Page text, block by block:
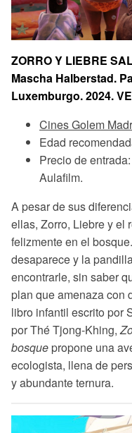
ZORRO Y LIEBRE
Mascha Halberstad.
Luxemburgo. 2024.
Cines Golem
Edad
Precio de
Aulafilm.
A pesar de sus
ellas, Zorro, Liebre y el
felizmente en el
desaparece y la
encontrarle, sin saber
plan que amenaza con
libro infantil escrito por
por Thé Tjong-Khing,
bosque propone una
ecologista, llena de
y abundante ternura.